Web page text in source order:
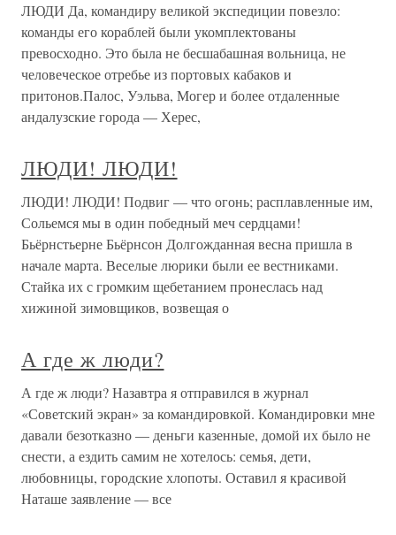
ЛЮДИ Да, командиру великой экспедиции повезло:
команды его кораблей были укомплектованы
превосходно. Это была не бесшабашная вольница, не
человеческое отребье из портовых кабаков и
притонов.Палос, Уэльва, Могер и более отдаленные
андалузские города — Херес,
ЛЮДИ! ЛЮДИ!
ЛЮДИ! ЛЮДИ! Подвиг — что огонь; расплавленные им,
Сольемся мы в один победный меч сердцами!
Бьёрнстьерне Бьёрнсон Долгожданная весна пришла в
начале марта. Веселые люрики были ее вестниками.
Стайка их с громким щебетанием пронеслась над
хижиной зимовщиков, возвещая о
А где ж люди?
А где ж люди? Назавтра я отправился в журнал
«Советский экран» за командировкой. Командировки мне
давали безотказно — деньги казенные, домой их было не
снести, а ездить самим не хотелось: семья, дети,
любовницы, городские хлопоты. Оставил я красивой
Наташе заявление — все